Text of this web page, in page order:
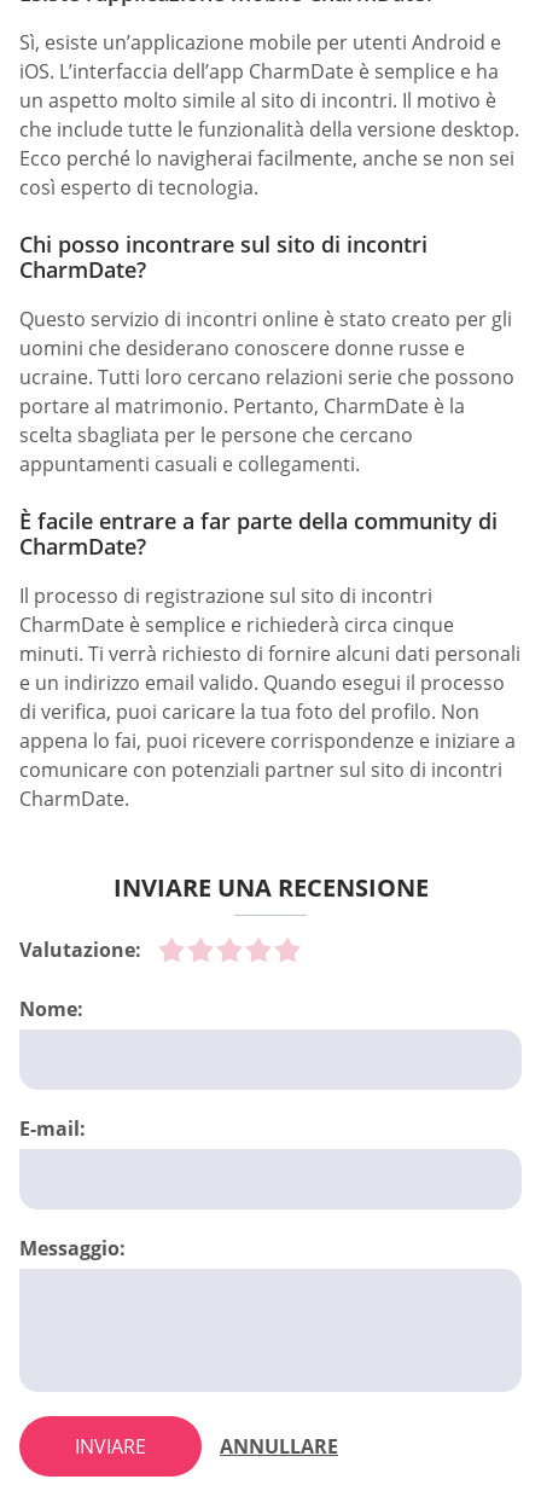
Sì, esiste un’applicazione mobile per utenti Android e
iOS. L’interfaccia dell’app CharmDate è semplice e ha
un aspetto molto simile al sito di incontri. Il motivo è
che include tutte le funzionalità della versione desktop.
Ecco perché lo navigherai facilmente, anche se non sei
così esperto di tecnologia.
Chi posso incontrare sul sito di incontri
CharmDate?
Questo servizio di incontri online è stato creato per gli
uomini che desiderano conoscere donne russe e
ucraine. Tutti loro cercano relazioni serie che possono
portare al matrimonio. Pertanto, CharmDate è la
scelta sbagliata per le persone che cercano
appuntamenti casuali e collegamenti.
È facile entrare a far parte della community di
CharmDate?
Il processo di registrazione sul sito di incontri
CharmDate è semplice e richiederà circa cinque
minuti. Ti verrà richiesto di fornire alcuni dati personali
e un indirizzo email valido. Quando esegui il processo
di verifica, puoi caricare la tua foto del profilo. Non
appena lo fai, puoi ricevere corrispondenze e iniziare a
comunicare con potenziali partner sul sito di incontri
CharmDate.
INVIARE UNA RECENSIONE
Valutazione:
Nome:
E-mail:
Messaggio:
INVIARE ANNULLARE